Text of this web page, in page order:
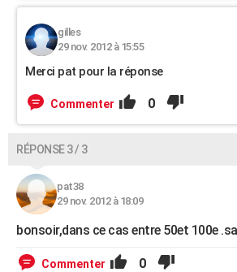
gilles
29 nov. 2012 à 15:55
Merci pat pour la réponse
Commenter 0
RÉPONSE 3 / 3
pat38
29 nov. 2012 à 18:09
bonsoir,dans ce cas entre 50et 100e
Commenter 0